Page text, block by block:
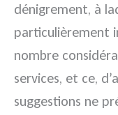
dénigrement, à
particulièrement
nombre
services, et ce,
suggestions ne